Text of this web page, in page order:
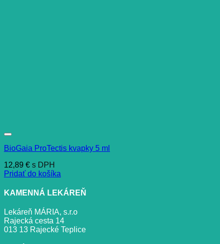
BioGaia ProTectis kvapky 5 ml
12,89 € s DPH
Pridať do košíka
KAMENNÁ LEKÁREŇ
Lekáreň MÁRIA, s.r.o
Rajecká cesta 14
013 13 Rajecké Teplice